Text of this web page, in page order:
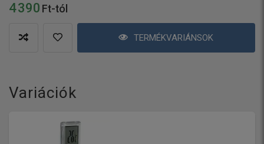
4 390 Ft-tól
TERMÉKVARIÁNSOK
Variációk